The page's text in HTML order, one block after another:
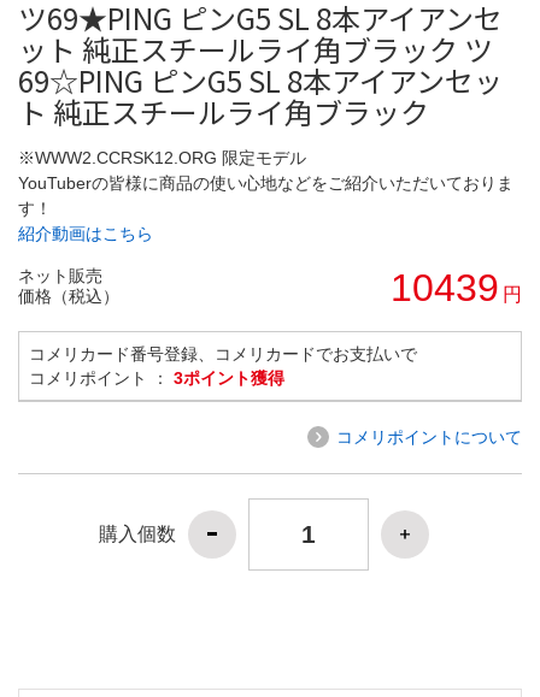
ツ69★PING ピンG5 SL 8本アイアンセ
ット 純正スチールライ角ブラック ツ
69☆PING ピンG5 SL 8本アイアンセッ
ト 純正スチールライ角ブラック
※WWW2.CCRSK12.ORG 限定モデル
YouTuberの皆様に商品の使い心地などをご紹介いただいておりま
す！
紹介動画はこちら
ネット販売
価格（税込）
10439 円
コメリカード番号登録、コメリカードでお支払いで
コメリポイント ： 3ポイント獲得
コメリポイントについて
購入個数